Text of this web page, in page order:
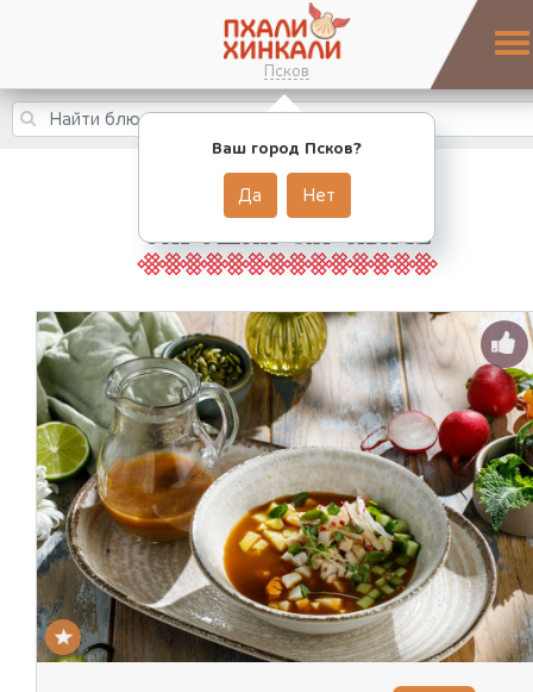
Псков
Ваш город Псков?
Да Нет
ОКРОШКА НА КВАСЕ